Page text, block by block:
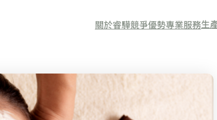
關於睿驊競爭優勢專業服務生